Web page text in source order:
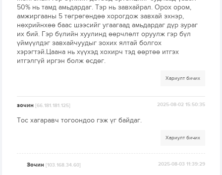
50% нь тамд амьдардаг. Тэр нь завхайрал. Орох ором,
амжиргааны 5 төгрөгөндөө хорогдож завхай эхнэр,
нөхрийнхөө баас шээсийг угаагаад амьдардаг дүр зураг
их бий. Гэр бүлийн хуулинд өөрчлөлт оруулж гэр бүл
үймүүлдэг завхайчуудыг зохих ялтай болгох
хэрэгтэй.Цаана нь хүүхэд хохирч тэд өөртөө итгэх
итгэлгүй иргэн болж өсдөг.
Хариулт бичих
зочин[66.181.181.125] 2025-08-02 15:50:35
Тос хагаравч тогоондоо гэж үг байдаг.
Хариулт бичих
Зочин[103.168.34.60] 2025-08-03 11:39:29